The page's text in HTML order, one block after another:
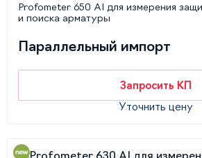
Profometer 650 AI для измерения
и поиска арматуры
Параллельный импорт
Запросить КП
Уточнить цену